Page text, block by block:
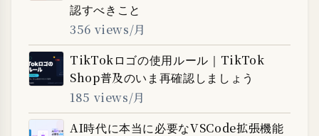
認すべきこと
356 views/月
TikTokロゴの使用ルール｜TikTok
Shop普及のいま再確認しましょう
185 views/月
AI時代に本当に必要なVSCode拡張機能